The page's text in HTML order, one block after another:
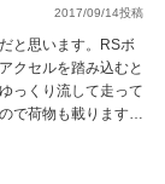
2017/09/14投稿
と思います。RSボ
クセルを踏み込むと
っくり流して走って
で荷物も載ります